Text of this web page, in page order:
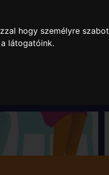
hogy személyre
látogatóink.